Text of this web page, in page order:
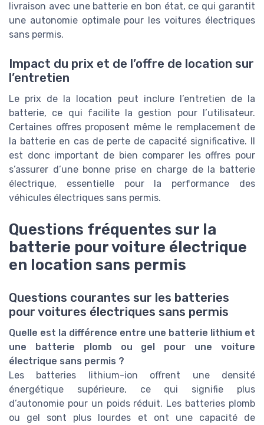
livraison avec une batterie en bon état, ce qui garantit
une autonomie optimale pour les voitures électriques
sans permis.
Impact du prix et de l’offre de location sur
l’entretien
Le prix de la location peut inclure l’entretien de la
batterie, ce qui facilite la gestion pour l’utilisateur.
Certaines offres proposent même le remplacement de
la batterie en cas de perte de capacité significative. Il
est donc important de bien comparer les offres pour
s’assurer d’une bonne prise en charge de la batterie
électrique, essentielle pour la performance des
véhicules électriques sans permis.
Questions fréquentes sur la
batterie pour voiture électrique
en location sans permis
Questions courantes sur les batteries
pour voitures électriques sans permis
Quelle est la différence entre une batterie lithium et
une batterie plomb ou gel pour une voiture
électrique sans permis ?
Les batteries lithium-ion offrent une densité
énergétique supérieure, ce qui signifie plus
d’autonomie pour un poids réduit. Les batteries plomb
ou gel sont plus lourdes et ont une capacité de